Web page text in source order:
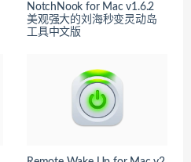
NotchNook for Mac v1.6.2
美观强大的刘海秒变灵动岛
工具中文版